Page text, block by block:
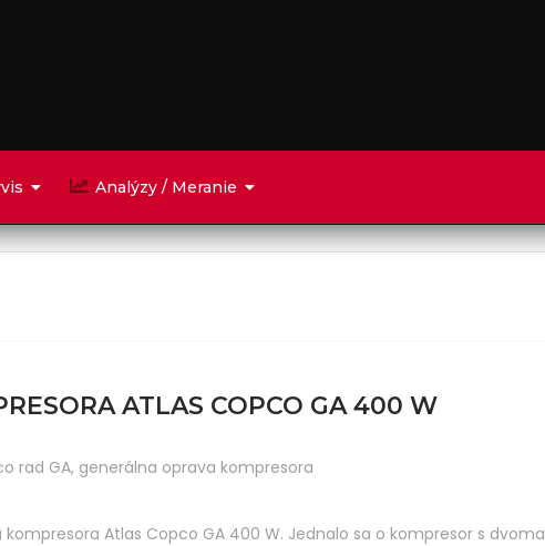
Analýzy / Meranie
ATLAS COPCO GA 400 W
rad GA, generálna oprava kompresora
Atlas Copco GA 400 W. Jednalo sa o kompresor s dvoma